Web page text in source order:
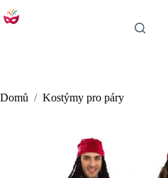
to
Domů / Kostýmy pro páry